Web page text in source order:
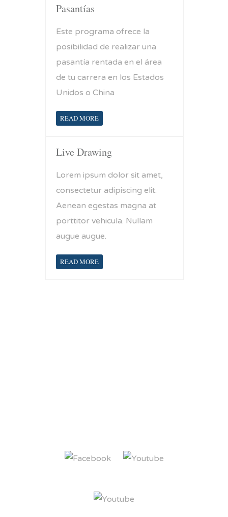
Pasantías
Este programa ofrece la
posibilidad de realizar una
pasantía rentada en el área
de tu carrera en los Estados
Unidos o China
READ MORE
Live Drawing
Lorem ipsum dolor sit amet,
consectetur adipiscing elit.
Aenean egestas magna at
porttitor vehicula. Nullam
augue augue.
READ MORE